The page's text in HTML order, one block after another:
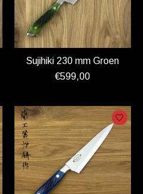
Sujihiki 230 mm Groen
€599,00